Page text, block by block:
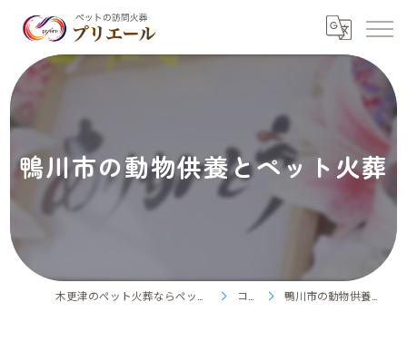
鴨川市の動物供養とペット火葬
コラム 鴨川市の動物供養とペット火葬